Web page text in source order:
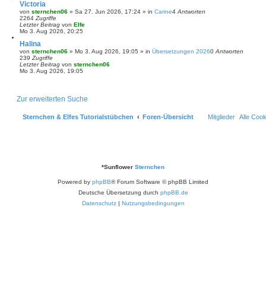
Victoria
von sternchen06 » Sa 27. Jun 2026, 17:24 » in Carine4 Antworten
2264 Zugriffe
Letzter Beitrag von Elfe
Mo 3. Aug 2026, 20:25
Halina
von sternchen06 » Mo 3. Aug 2026, 19:05 » in Übersetzungen 20260 Antworten
239 Zugriffe
Letzter Beitrag von sternchen06
Mo 3. Aug 2026, 19:05
Zur erweiterten Suche
Sternchen & Elfes Tutorialstübchen Foren-Übersicht Alle
Mitglieder
*Sunflower Sternchen
Powered by phpBB® Forum Software © phpBB Limited
Deutsche Übersetzung durch phpBB.de
Datenschutz| Nutzungsbedingungen